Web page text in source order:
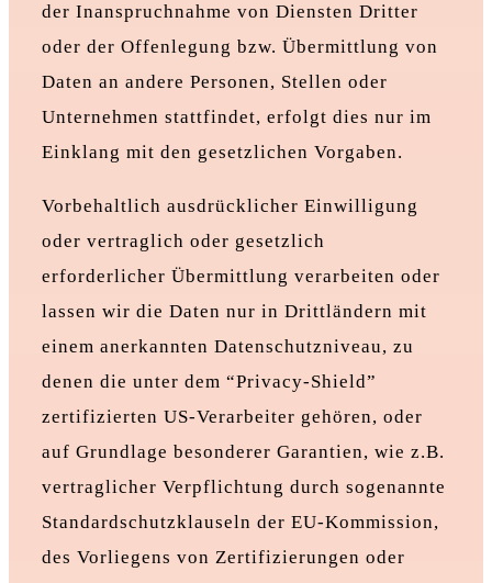
der Inanspruchnahme von Diensten Dritter
oder der Offenlegung bzw. Übermittlung von
Daten an andere Personen, Stellen oder
Unternehmen stattfindet, erfolgt dies nur im
Einklang mit den gesetzlichen Vorgaben.
Vorbehaltlich ausdrücklicher Einwilligung
oder vertraglich oder gesetzlich
erforderlicher Übermittlung verarbeiten oder
lassen wir die Daten nur in Drittländern mit
einem anerkannten Datenschutzniveau, zu
denen die unter dem “Privacy-Shield”
zertifizierten US-Verarbeiter gehören, oder
auf Grundlage besonderer Garantien, wie z.B.
vertraglicher Verpflichtung durch sogenannte
Standardschutzklauseln der EU-Kommission,
des Vorliegens von Zertifizierungen oder